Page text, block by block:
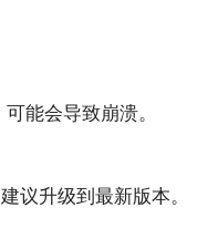
可能会导致崩溃。
建议升级到最新版本。